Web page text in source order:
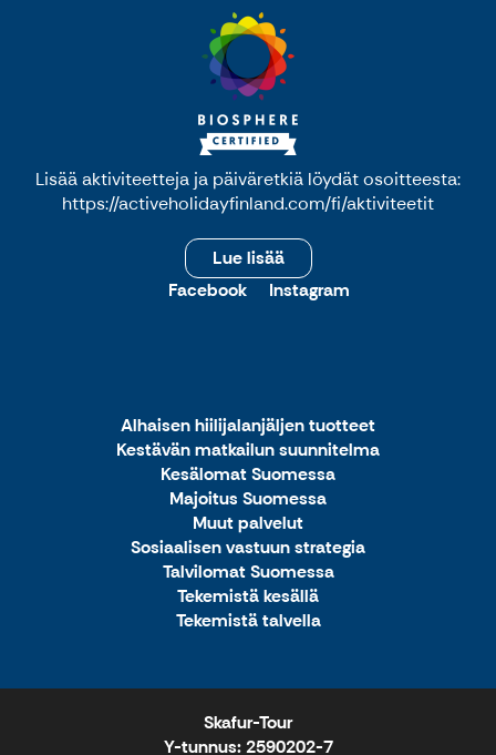
Lisää aktiviteetteja ja päiväretkiä löydät osoitteesta:
https://activeholidayfinland.com/fi/aktiviteetit
Lue lisää
Facebook
Instagram
Alhaisen hiilijalanjäljen tuotteet
Kestävän matkailun suunnitelma
Kesälomat Suomessa
Majoitus Suomessa
Muut palvelut
Sosiaalisen vastuun strategia
Talvilomat Suomessa
Tekemistä kesällä
Tekemistä talvella
Skafur-Tour
Y-tunnus: 2590202-7